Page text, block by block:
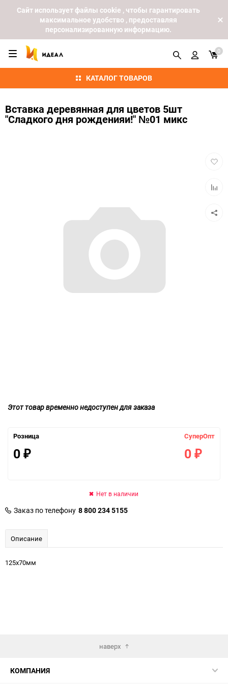
Cайт использует файлы cookie , чтобы гарантировать
максимальное удобство , предоставляя
персонализированную информацию.
КАТАЛОГ ТОВАРОВ
0
Вставка деревянная для цветов 5шт
"Сладкого дня рожденияи!" №01 микс
Этот товар временно недоступен для заказа
Розница
0 ₽
СуперОпт
0 ₽
Нет в наличии
Заказ по телефону 8 800 234 5155
Описание
125х70мм
наверх
КОМПАНИЯ